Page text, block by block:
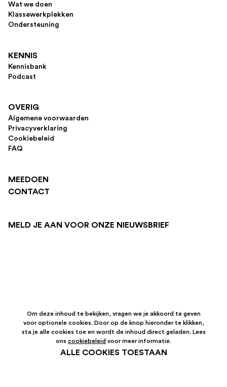
Wat we doen
Klassewerkplekken
Ondersteuning
KENNIS
Kennisbank
Podcast
OVERIG
Algemene voorwaarden
Privacyverklaring
Cookiebeleid
FAQ
MEEDOEN
CONTACT
MELD JE AAN VOOR ONZE NIEUWSBRIEF
Om deze inhoud te bekijken, vragen we je akkoord te geven
voor optionele cookies. Door op de knop hieronder te klikken,
sta je alle cookies toe en wordt de inhoud direct geladen. Lees
ons cookiebeleid voor meer informatie.
ALLE COOKIES TOESTAAN